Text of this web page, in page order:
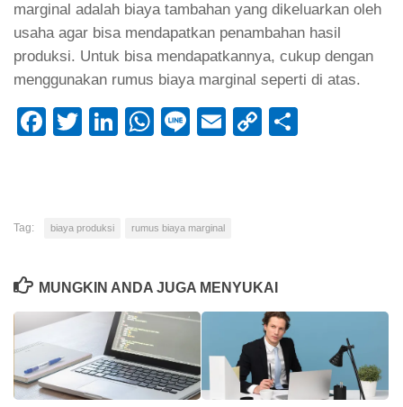
marginal adalah biaya tambahan yang dikeluarkan oleh
usaha agar bisa mendapatkan penambahan hasil
produksi. Untuk bisa mendapatkannya, cukup dengan
menggunakan rumus biaya marginal seperti di atas.
Facebook
TwitterLinkedIn
WhatsApp
LineEmailCopy
Tag: biaya produksi rumus biaya marginal
MUNGKIN ANDA JUGA MENYUKAI